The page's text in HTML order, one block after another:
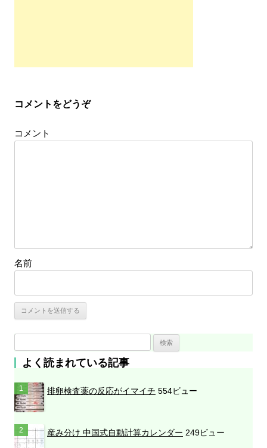
コメントをどうぞ
コメント
名前
:
よく読まれている記事
排卵検査薬の反応がイマイチ 554ビュー
産み分け 中国式自動計算カレンダー 249ビュー